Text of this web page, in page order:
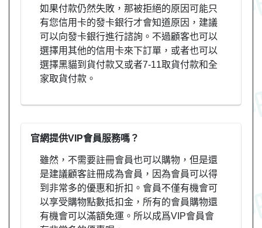
如果付款仍然失敗，那被拒絕的原因可能只
有您信用卡的發卡銀行才會知道原因，建議
可以向發卡銀行進行諮詢。不過顧客也可以
選擇用其他的信用卡來下訂單，或者也可以
選擇黑貓到貨付款又或者7-11取貨付款和全
家取貨付款。
官網提供VIP會員服務嗎？
雖然，不需要註冊會員也可以購物，但是還
是建議顧客註冊成為會員，因為會員可以得
到非常多的優惠和折扣。會員不僅有機會可
以享受購物點數抵扣金，所有的會員購物還
有機會可以滿額免運。所以成爲VIP會員會